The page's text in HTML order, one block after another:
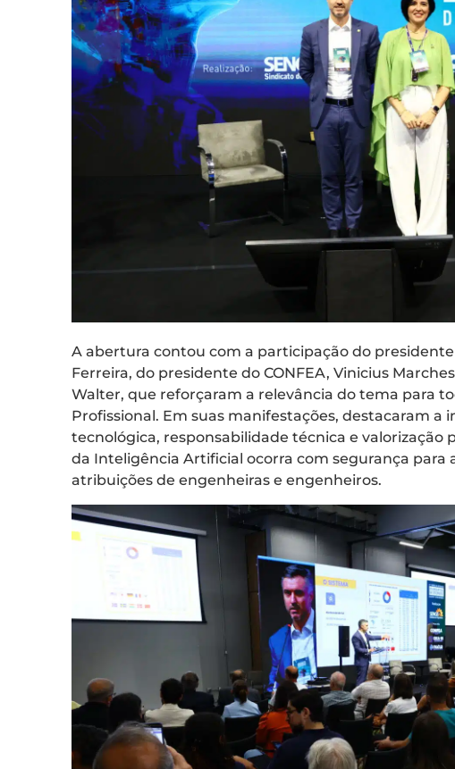
A abertura contou com a participação do presidente
Ferreira, do presidente do CONFEA, Vinicius
Walter, que reforçaram a relevância do tema para
Profissional. Em suas manifestações, destacaram a
tecnológica, responsabilidade técnica e valorização
da Inteligência Artificial ocorra com segurança para
atribuições de engenheiras e engenheiros.